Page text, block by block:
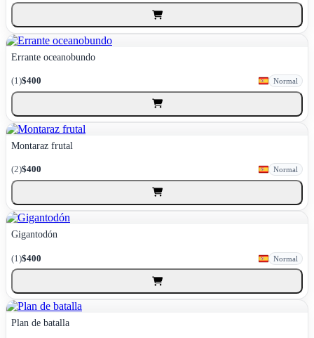
Errante oceanobundo
(1)$400 Normal
Montaraz frutal
(2)$400 Normal
Gigantodón
(1)$400 Normal
Plan de batalla